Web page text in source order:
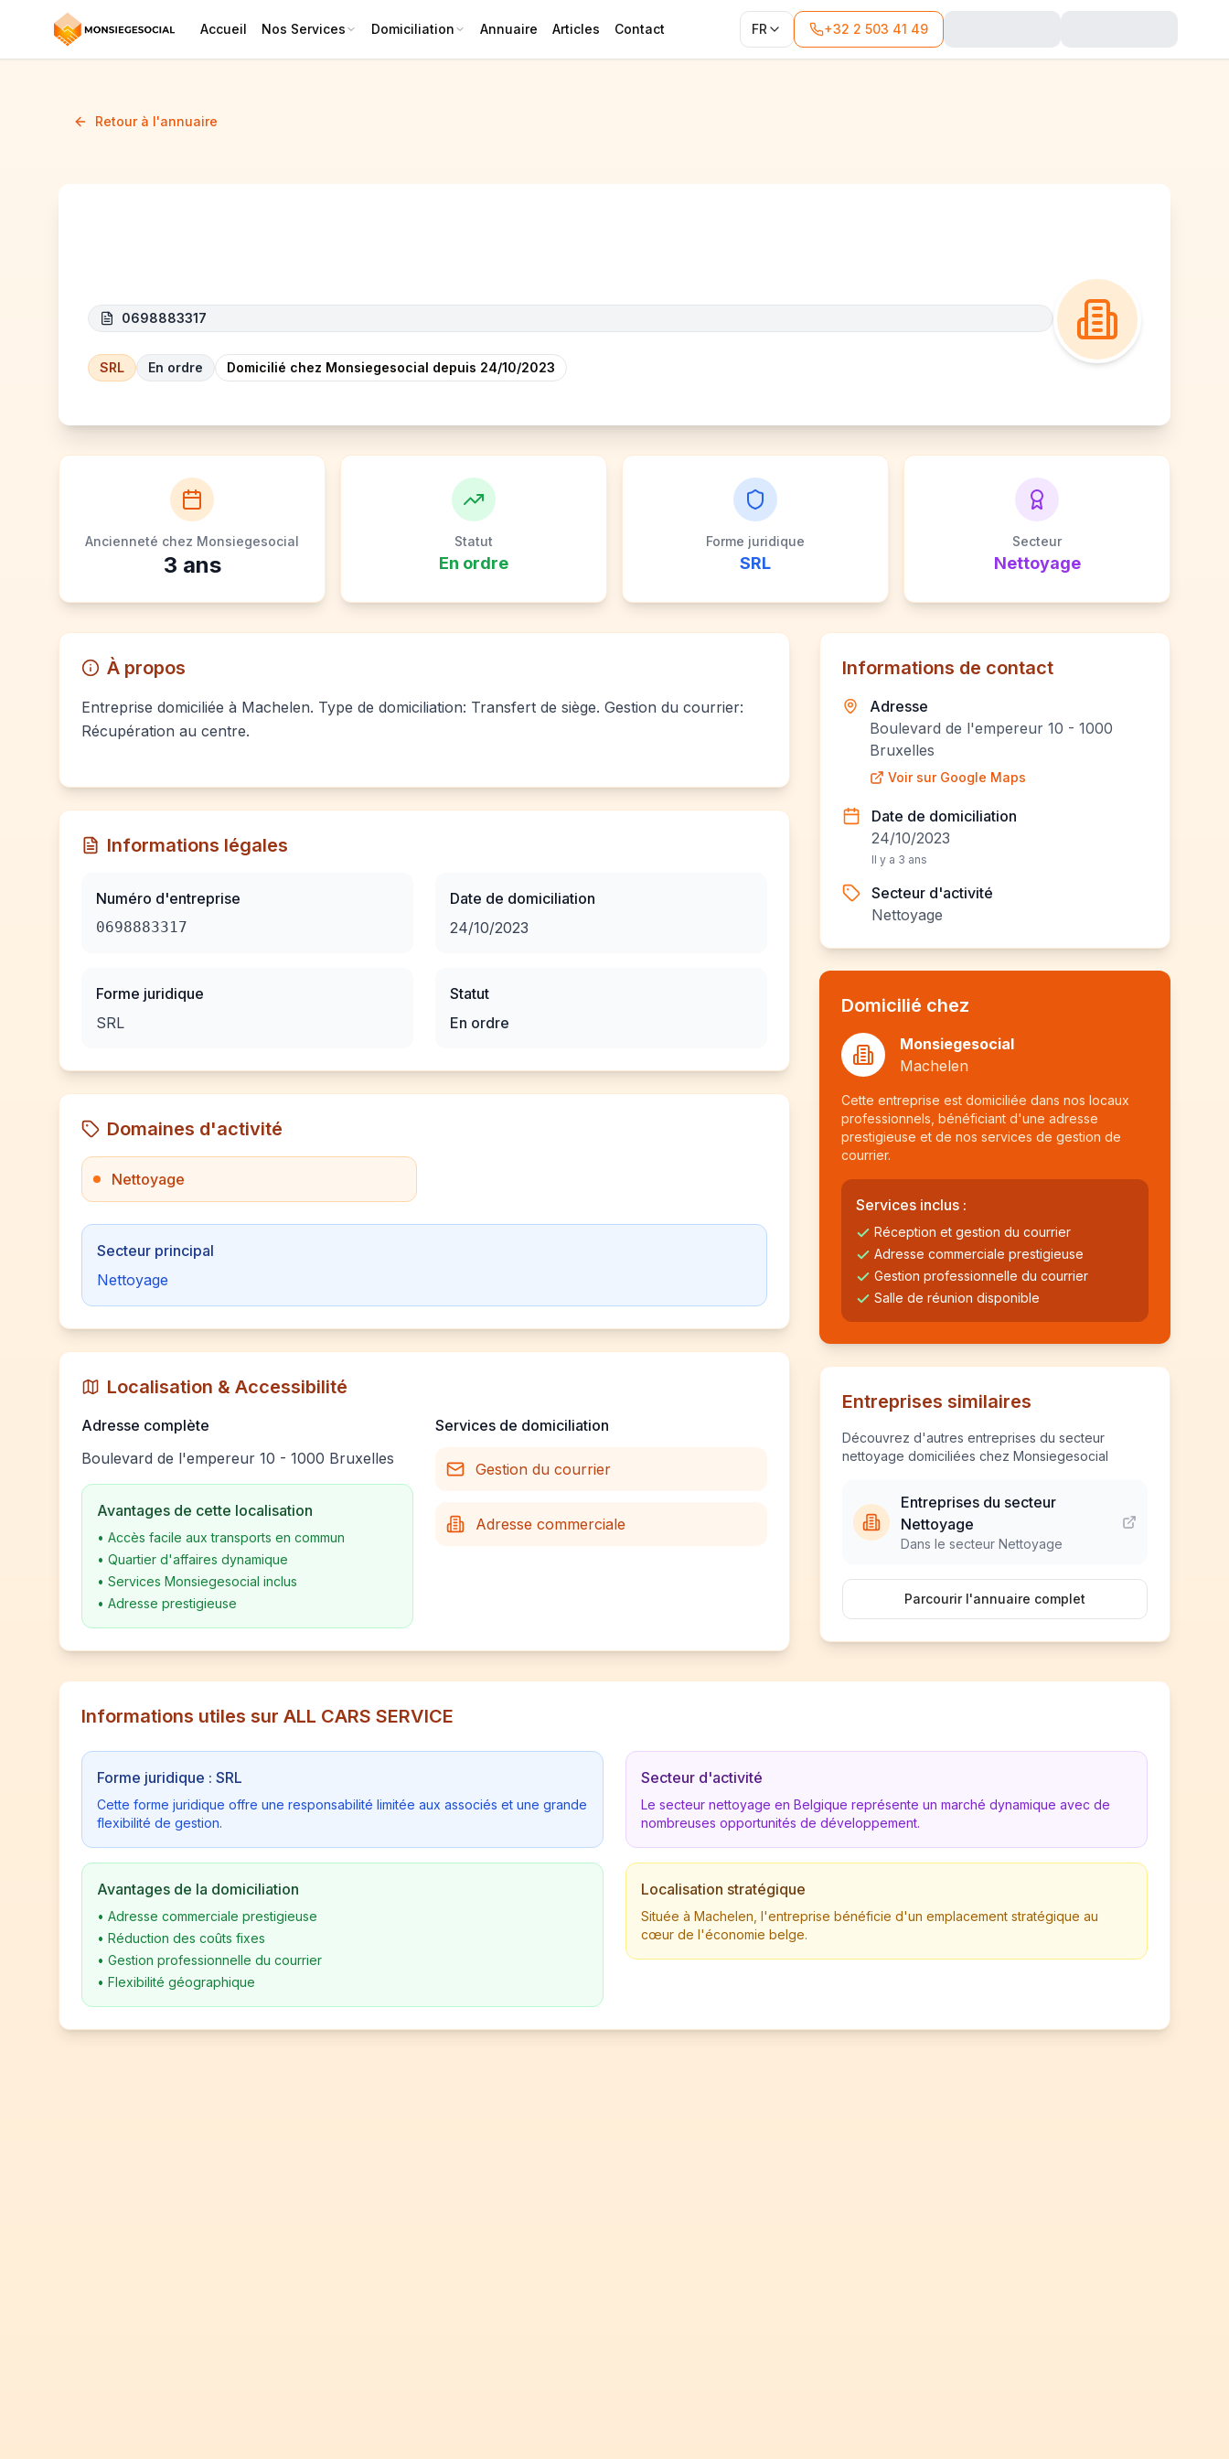
Accueil Nos Services Domiciliation Annuaire Articles Contact FR +32 2 503 41 49
Retour à l'annuaire
0698883317
SRL En ordre Domicilié chez Monsiegesocial depuis 24/10/2023
Ancienneté chez Monsiegesocial
3 ans
Statut
En ordre
Forme juridique
SRL
Secteur
Nettoyage
À propos
Entreprise domiciliée à Machelen. Type de domiciliation: Transfert de siège. Gestion du courrier:
Récupération au centre.
Informations légales
Numéro d'entreprise
0698883317
Forme juridique
SRL
Date de domiciliation
24/10/2023
Statut
En ordre
Domaines d'activité
Nettoyage
Secteur principal
Nettoyage
Localisation & Accessibilité
Adresse complète
Boulevard de l'empereur 10 - 1000 Bruxelles
Avantages de cette localisation
• Accès facile aux transports en commun
• Quartier d'affaires dynamique
• Services Monsiegesocial inclus
• Adresse prestigieuse
Services de domiciliation
Gestion du courrier
Adresse commerciale
Informations de contact
Adresse
Boulevard de l'empereur 10 - 1000
Bruxelles
Voir sur Google Maps
Date de domiciliation
24/10/2023
Il y a 3 ans
Secteur d'activité
Nettoyage
Domicilié chez
Monsiegesocial
Machelen
Cette entreprise est domiciliée dans nos locaux
professionnels, bénéficiant d'une adresse
prestigieuse et de nos services de gestion de
courrier.
Services inclus :
Réception et gestion du courrier
Adresse commerciale prestigieuse
Gestion professionnelle du courrier
Salle de réunion disponible
Entreprises similaires
Découvrez d'autres entreprises du secteur
nettoyage domiciliées chez Monsiegesocial
Entreprises du secteur
Nettoyage
Dans le secteur Nettoyage
Parcourir l'annuaire complet
Informations utiles sur ALL CARS SERVICE
Forme juridique : SRL
Cette forme juridique offre une responsabilité limitée aux associés et une grande
flexibilité de gestion.
Avantages de la domiciliation
• Adresse commerciale prestigieuse
• Réduction des coûts fixes
• Gestion professionnelle du courrier
• Flexibilité géographique
Secteur d'activité
Le secteur nettoyage en Belgique représente un marché dynamique avec de
nombreuses opportunités de développement.
Localisation stratégique
Située à Machelen, l'entreprise bénéficie d'un emplacement stratégique au
cœur de l'économie belge.